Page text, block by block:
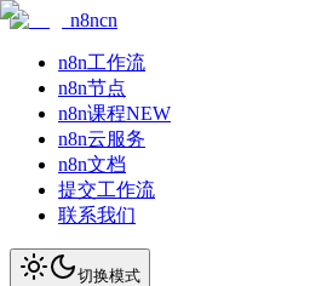
n8ncn
n8n工作流
n8n节点
n8n课程NEW
n8n云服务
n8n文档
提交工作流
联系我们
切换模式